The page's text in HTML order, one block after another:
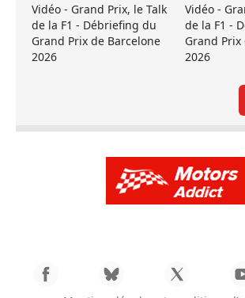
Vidéo - Grand Prix, le Talk
de la F1 - Débriefing du
Grand Prix de Barcelone
2026
Vidéo -
de la F1 -
Grand
2026